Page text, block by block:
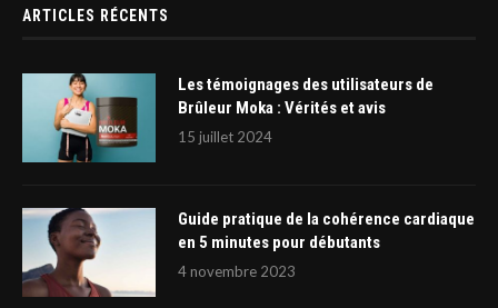
ARTICLES RÉCENTS
Les témoignages des utilisateurs de
Brûleur Moka : Vérités et avis
15 juillet 2024
Guide pratique de la cohérence cardiaque
en 5 minutes pour débutants
4 novembre 2023